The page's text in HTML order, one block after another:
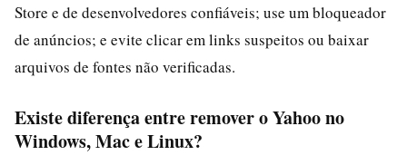
Store e de desenvolvedores confiáveis; use um bloqueador
de anúncios; e evite clicar em links suspeitos ou baixar
arquivos de fontes não verificadas.
Existe diferença entre remover o Yahoo no
Windows, Mac e Linux?